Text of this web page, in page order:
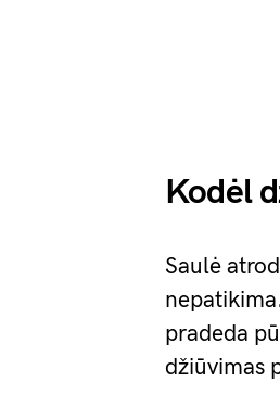
Kodėl
Saulė
pradeda
džiūvimas